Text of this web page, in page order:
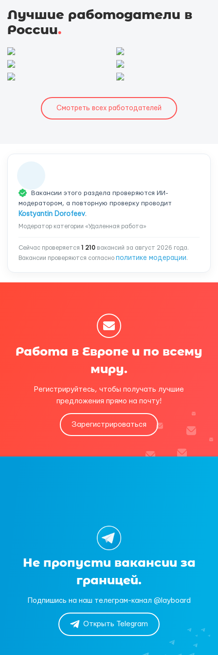
Лучшие работодатели в
России.
Смотреть всех работодателей
Вакансии этого раздела проверяются ИИ-
модератором, а повторную проверку проводит
Kostyantin Dorofeev.
Модератор категории «Удаленная работа»
Сейчас проверяется 1 210 вакансий за август 2026 года.
Вакансии проверяются согласно политике модерации.
Работа в Европе и по всему
миру.
Регистрируйтесь, чтобы получать лучшие
предложения прямо на почту!
Зарегистрироваться
Не пропусти вакансии за
границей.
Подпишись на наш телеграм-канал @layboard
Открыть Telegram